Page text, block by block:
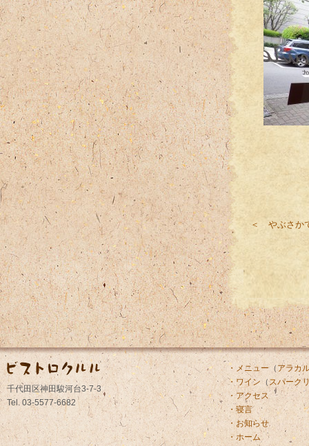
「
＜ やぶさか
千代田区神田駿河台3-7-3
Tel. 03-5577-6682
・メニュー（ アラカ
・ワイン （スパーク
・アクセス
・寝言
・お知らせ
・ホーム